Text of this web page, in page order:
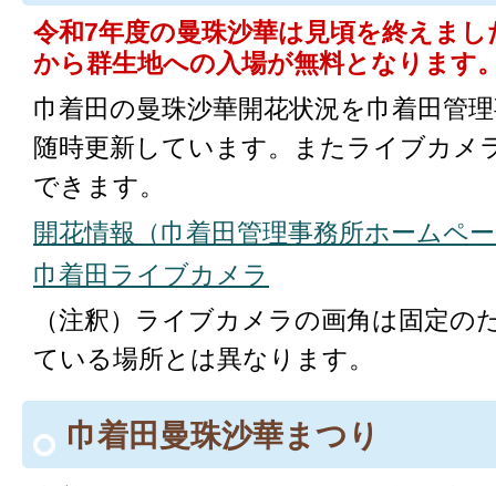
令和7年度の曼珠沙華は見頃を終えま
から群生地への入場が無料となります
巾着田の曼珠沙華開花状況を巾着田管
随時更新しています。またライブカメ
できます。
開花情報（巾着田管理事務所ホームペ
巾着田ライブカメラ
（注釈）ライブカメラの画角は固定の
ている場所とは異なります。
巾着田曼珠沙華まつり